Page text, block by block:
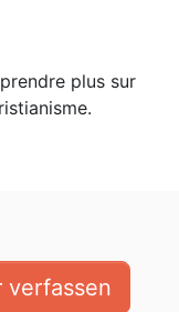
plus sur
verfassen